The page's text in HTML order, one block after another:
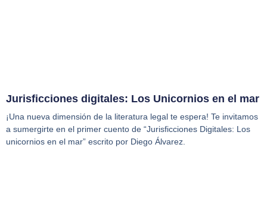
Jurisficciones digitales: Los Unicornios en el mar
¡Una nueva dimensión de la literatura legal te espera! Te invitamos
a sumergirte en el primer cuento de “Jurisficciones Digitales: Los
unicornios en el mar” escrito por Diego Álvarez.